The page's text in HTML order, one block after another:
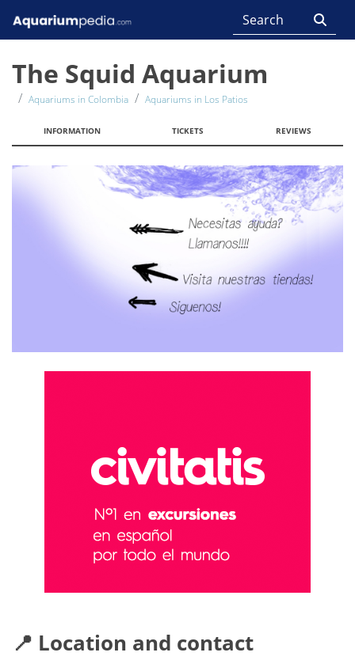
The Squid Aquarium
Aquariums in Colombia Aquariums in Los Patios
INFORMATION TICKETS REVIEWS
📍 Location and contact